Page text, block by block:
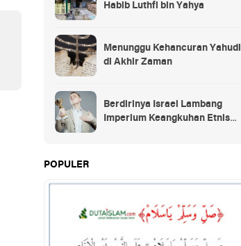
Habib Luthfi bin Yahya
Menunggu Kehancuran Yahudi
di Akhir Zaman
Berdirinya Israel Lambang
Imperium Keangkuhan Etnis
POPULER